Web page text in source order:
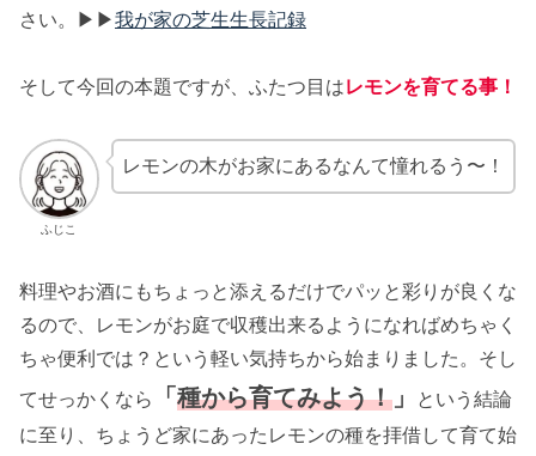
さい。▶︎▶︎我が家の芝生生長記録
そして今回の本題ですが、ふたつ目はレモンを育てる事！
ふじこ
レモンの木がお家にあるなんて憧れるう〜！
料理やお酒にもちょっと添えるだけでパッと彩りが良くな
るので、レモンがお庭で収穫出来るようになればめちゃく
ちゃ便利では？という軽い気持ちから始まりました。そし
てせっかくなら
「種から育てみよう！ 」
という結論
に至り、ちょうど家にあったレモンの種を拝借して育て始